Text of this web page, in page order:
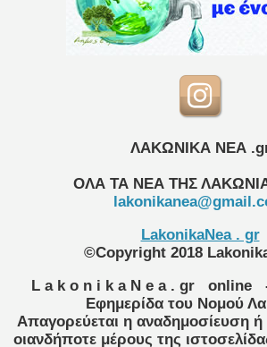
ΛΑΚΩΝΙΚΑ ΝΕΑ
ΟΛΑ ΤΑ ΝΕΑ ΤΗΣ
LakonikaNea . gr
©Copyright 2018
L a k o n i k a N e a . gr
online
Εφημερίδα του Νομού
Απαγορεύεται η αναδημοσίευση
οιανδήποτε μέρους της